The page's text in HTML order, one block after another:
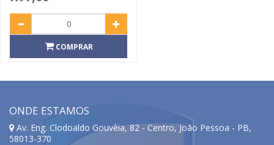
COMPRAR
ONDE ESTAMOS
Av. Eng. Clodoaldo Gouvêia, 82 - Centro, João Pessoa - PB,
58013-370